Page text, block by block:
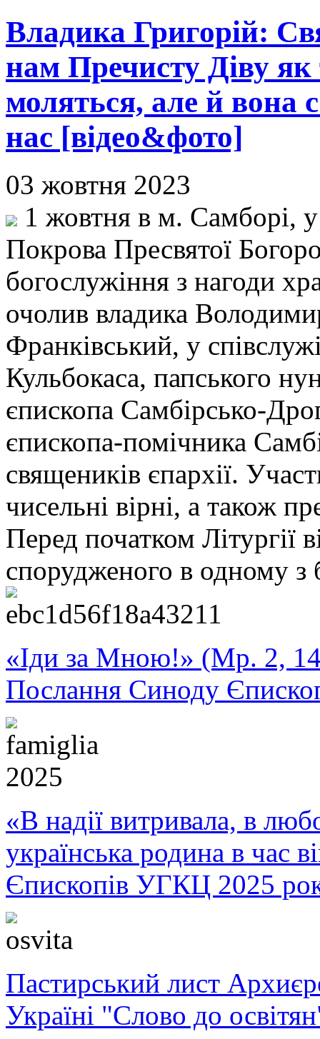
Владика Григорій:
нам Пречисту Діву як
моляться, але й вона
нас [відео&фото]
03 жовтня 2023
1 жовтня в м. Самборі,
Покрова Пресвятої
богослужіння з нагоди
очолив владика
Франківський, у
Кульбокаса, папського
єпископа Самбірсько-
єпископа-помічника
священиків єпархії.
чисельні вірні, а також
Перед початком Літургії
спорудженого в одному з
«Іди за Мною!» (Мр. 2,
Послання Синоду
«В надії витривала, в
українська родина в час
Єпископів УГКЦ 2025
Пастирський лист
Україні "Слово до